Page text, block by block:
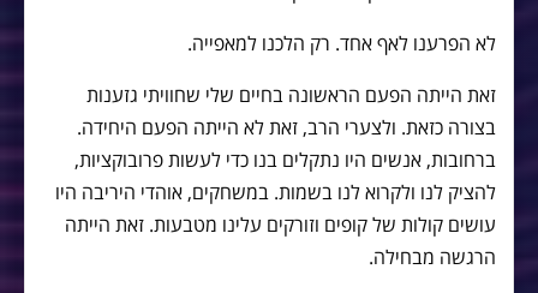
לא הפרענו לאף אחד. רק הלכנו למאפייה.
זאת הייתה הפעם הראשונה בחיים שלי שחוויתי גזענות
בצורה כזאת. ולצערי הרב, זאת לא הייתה הפעם היחידה.
ברחובות, אנשים היו נתקלים בנו כדי לעשות פרובוקציות,
להציק לנו ולקרוא לנו בשמות. במשחקים, אוהדי היריבה היו
עושים קולות של קופים וזורקים עלינו מטבעות. זאת הייתה
הרגשה מבחילה.